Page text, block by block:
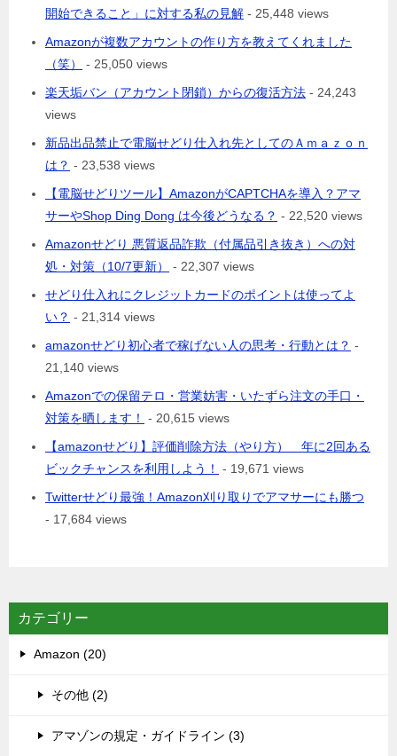
開始できること」に対する私の見解 - 25,448 views
Amazonが複数アカウントの作り方を教えてくれました
（笑）
- 25,050 views
楽天垢バン（アカウント閉鎖）からの復活方法 - 24,243
views
新品出品禁止で電脳せどり仕入れ先としてのＡｍａｚｏｎ
は？ - 23,538 views
【電脳せどりツール】AmazonがCAPTCHAを導入？アマ
サーやShop Ding Dong は今後どうなる？ - 22,520 views
Amazonせどり 悪質返品詐欺（付属品引き抜き）への対
処・対策（10/7更新）
- 22,307 views
せどり仕入れにクレジットカードのポイントは使ってよ
い？ - 21,314 views
amazonせどり初心者で稼げない人の思考・行動とは？ -
21,140 views
Amazonでの保留テロ・営業妨害・いたずら注文の手口・
対策を晒します！
- 20,615 views
【amazonせどり】評価削除方法（やり方） 年に2回ある
ビックチャンスを利用しよう！
- 19,671 views
Twitterせどり最強！Amazon刈り取りでアマサーにも勝つ
- 17,684 views
カテゴリー
Amazon (20)
その他 (2)
アマゾンの規定・ガイドライン (3)